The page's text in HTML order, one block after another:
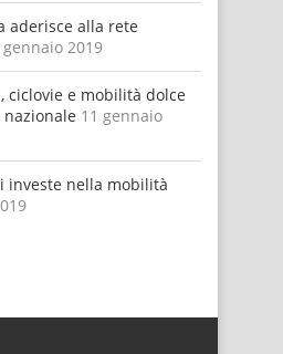
aderisce alla rete
gennaio 2019
ciclovie e mobilità dolce
11 gennaio
investe nella mobilità